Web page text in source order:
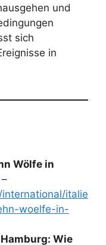
und
sich
in
Wölfe in
–
italie
woelfe-in-
Wie